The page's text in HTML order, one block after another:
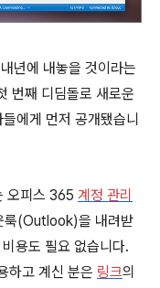
년에 내놓을 것이라는
번째 디딤돌로 새로운
에게 먼저 공개됐습니
오피스 365 계정 관리
룩(Outlook)을 내려받
용도 필요 없습니다.
하고 계신 분은 링크의